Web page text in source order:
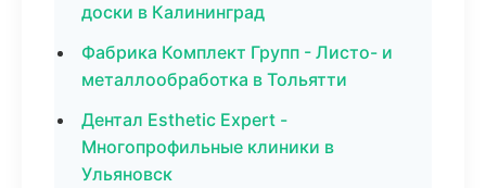
доски в Калининград
Фабрика Комплект Групп - Листо- и
металлообработка в Тольятти
Дентал Esthetic Expert -
Многопрофильные клиники в
Ульяновск